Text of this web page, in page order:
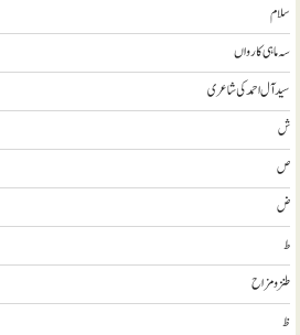
سلام
سہ ماہی کارواں
سيد آل احمد کی شاعری
ش
ص
ض
ط
طنز و مزاح
ظ